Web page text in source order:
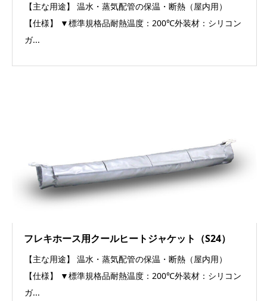
【主な用途】 温水・蒸気配管の保温・断熱（屋内用）
【仕様】 ▼標準規格品耐熱温度：200℃外装材：シリコン
ガ...
フレキホース用クールヒートジャケット（S24）
【主な用途】 温水・蒸気配管の保温・断熱（屋内用）
【仕様】 ▼標準規格品耐熱温度：200℃外装材：シリコン
ガ...